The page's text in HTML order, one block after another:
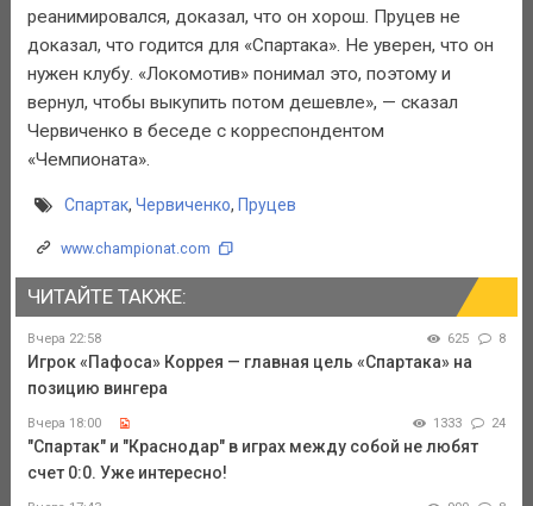
реанимировался, доказал, что он хорош. Пруцев не
доказал, что годится для «Спартака». Не уверен, что он
нужен клубу. «Локомотив» понимал это, поэтому и
вернул, чтобы выкупить потом дешевле», — сказал
Червиченко в беседе с корреспондентом
«Чемпионата».
Спартак, Червиченко, Пруцев
www.championat.com
ЧИТАЙТЕ ТАКЖЕ:
Вчера 22:58 625 8
Игрок «Пафоса» Коррея — главная цель «Спартака» на
позицию вингера
Вчера 18:00 1333 24
"Спартак" и "Краснодар" в играх между собой не любят
счет 0:0. Уже интересно!